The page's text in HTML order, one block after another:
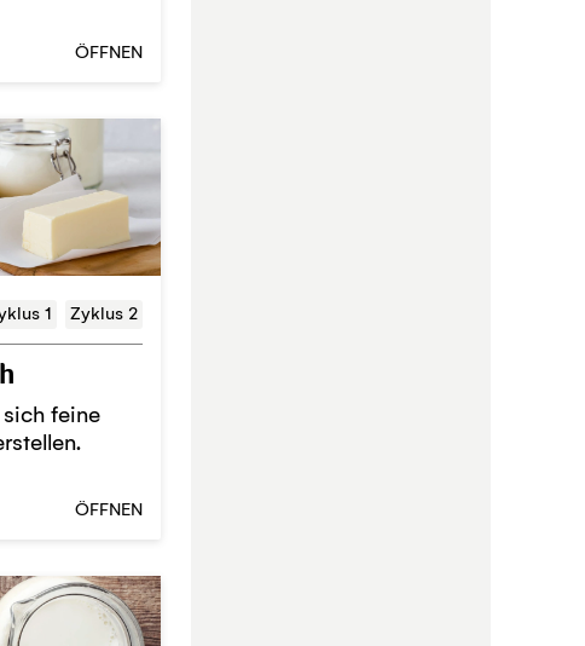
ÖFFNEN
1 Zyklus 2
feine
ÖFFNEN